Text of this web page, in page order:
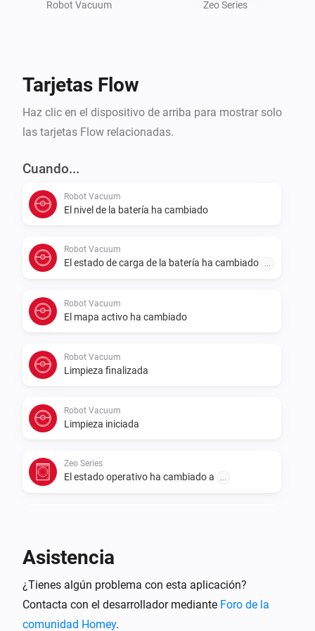
Utiliza directamente la API de Roborock y solo
Robot Vacuum Zeo Series
Tarjetas Flow
Haz clic en el dispositivo de arriba para mostrar solo
las tarjetas Flow relacionadas.
Cuando...
Robot Vacuum
El nivel de la batería ha cambiado
Robot Vacuum
El estado de carga de la batería ha cambiado
Robot Vacuum
El mapa activo ha cambiado
Robot Vacuum
Limpieza finalizada
Robot Vacuum
Limpieza iniciada
Zeo Series
El estado operativo ha cambiado a
La velocidad ha cambiado a ...
Asistencia
¿Tienes algún problema con esta aplicación?
Contacta con el desarrollador mediante Foro de la
comunidad Homey.